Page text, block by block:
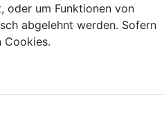
oder um Funktionen von
abgelehnt werden. Sofern
Cookies.